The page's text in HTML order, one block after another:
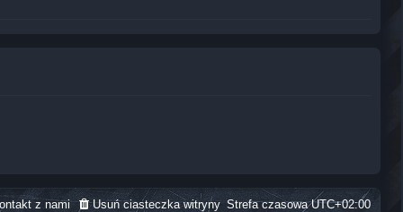
Strefa czasowaUTC+02:00
Usuń ciasteczka witryny
z nami